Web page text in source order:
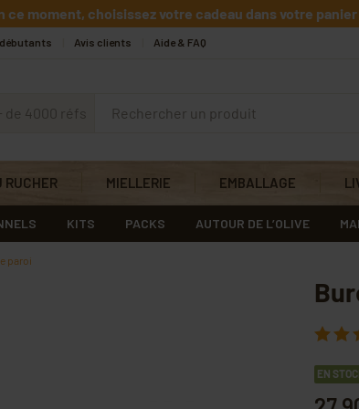
ce moment, choisissez votre cadeau dans votre
débutants Avis clients Aide & FAQ
de 4000 réfs
RUCHER MIELLERIE EMBALLAGE
KITS PACKS AUTOUR DE L’OLIVE
paroi
EN